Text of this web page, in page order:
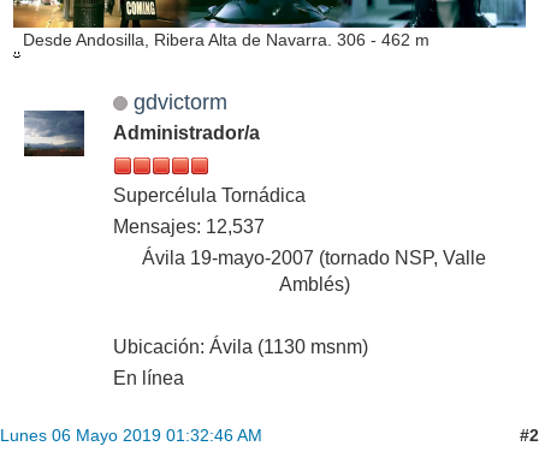
Desde Andosilla, Ribera Alta de Navarra. 306 - 462 m
gdvictorm
Administrador/a
Supercélula Tornádica
Mensajes: 12,537
Ávila 19-mayo-2007 (tornado NSP, Valle
Amblés)
Ubicación: Ávila (1130 msnm)
En línea
Lunes 06 Mayo 2019 01:32:46 AM #2